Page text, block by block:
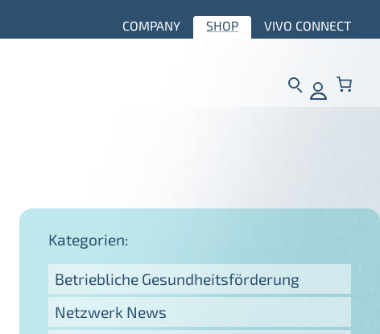
COMPANY SHOP VIVO CONNECT
Kategorien:
Betriebliche Gesundheitsförderung
Netzwerk News